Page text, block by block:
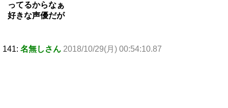
ってるからなぁ
好きな声優だが
141: 名無しさん 2018/10/29(月) 00:54:10.87